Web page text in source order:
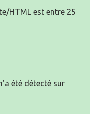
HTML est entre 25
été détecté sur